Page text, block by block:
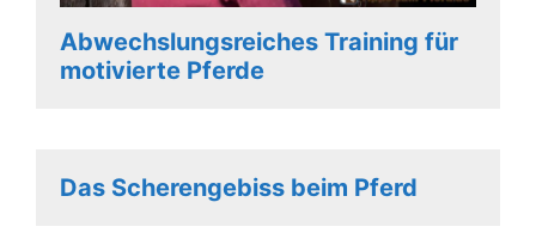
Abwechslungsreiches Training für
motivierte Pferde
Das Scherengebiss beim Pferd